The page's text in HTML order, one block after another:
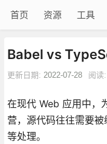
首页 资源 工具
Babel vs
更新日期: 2022-07-28 阅读:
在现代 Web 应用中，
营，源代码往往需要
等处理。